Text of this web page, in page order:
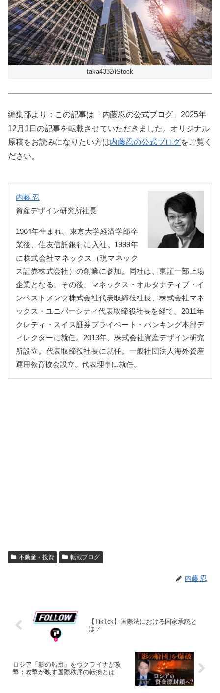
taka4332/iStock
編集部より：この記事は「内藤忍の公式ブログ」2025年
12月1日の記事を転載させていただきました。オリジナル
原稿をお読みになりたい方は内藤忍の公式ブログをご覧く
ださい。
内藤 忍
資産デザイン研究所社長
1964年生まれ。東京大学経済学部卒
業後、住友信託銀行に入社。1999年
に株式会社マネックス（現マネック
ス証券株式会社）の創業に参加。同社は、東証一部上場
企業となる。その後、マネックス・オルタナティブ・イ
ンベストメンツ株式会社代表取締役社長、株式会社マネ
ックス・ユニバーシティ代表取締役社長を経て、2011年
クレディ・スイス証券プライベート・バンキング本部デ
ィレクターに就任。2013年、株式会社資産デザイン研究
所設立。代表取締役社長に就任。一般社団法人海外資産
運用教育協会設立。代表理事に就任。
不動産・投資 転載ブログ
内藤 忍
【TikTok】国際法における国家承認と
は？
ロシア「影の船団」をウクライナが攻
撃：攻撃が映す国際秩序の転換とは